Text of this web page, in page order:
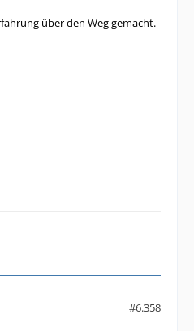
über den Weg gemacht.
#6.358